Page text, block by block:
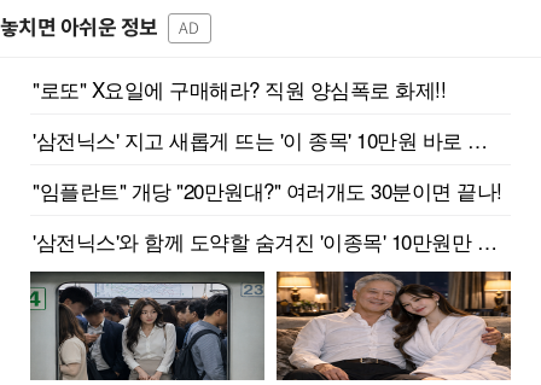
놓치면 아쉬운 정보 AD